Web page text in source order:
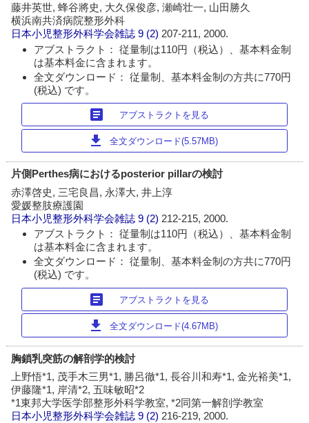
藤井英世, 蜂谷將史, 大久保俊彦, 瀬崎壮一, 山田勝久
横浜南共済病院整形外科
日本小児整形外科学会雑誌 9 (2) 207-211, 2000.
アブストラクト： 従量制は110円（税込）、基本料金制
は基本料金に含まれます。
全文ダウンロード： 従量制、基本料金制の方共に770円
(税込) です。
article アブストラクトを見る
download 全文ダウンロード(5.57MB)
片側Perthes病におけるposterior pillarの検討
赤澤啓史, 三宅良昌, 永澤大, 井上淳
愛媛整肢療護園
日本小児整形外科学会雑誌 9 (2) 212-215, 2000.
アブストラクト： 従量制は110円（税込）、基本料金制
は基本料金に含まれます。
全文ダウンロード： 従量制、基本料金制の方共に770円
(税込) です。
article アブストラクトを見る
download 全文ダウンロード(4.67MB)
胸鎖乳突筋の解剖学的検討
上野悟*1, 茂手木三男*1, 勝呂徹*1, 長谷川和寿*1, 金光裕美*1,
伊藤隆*1, 岸清*2, 五味敏昭*2
*1東邦大学医学部整形外科学教室, *2同第一解剖学教室
日本小児整形外科学会雑誌 9 (2)216-219, 2000.